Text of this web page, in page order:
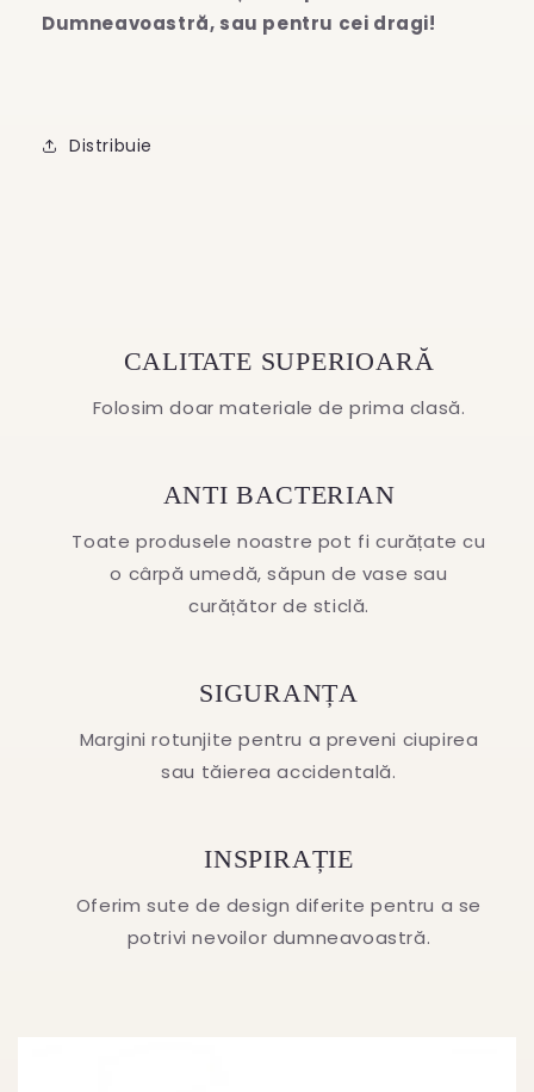
Dumneavoastră, sau pentru cei dragi!
Distribuie
CALITATE SUPERIOARĂ
Folosim doar materiale de prima clasă.
ANTI BACTERIAN
Toate produsele noastre pot fi curățate cu
o cârpă umedă, săpun de vase sau
curățător de sticlă.
SIGURANȚA
Margini rotunjite pentru a preveni ciupirea
sau tăierea accidentală.
INSPIRAȚIE
Oferim sute de design diferite pentru a se
potrivi nevoilor dumneavoastră.